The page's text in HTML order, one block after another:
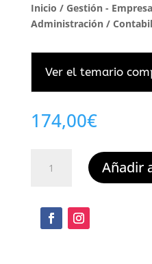
Inicio / Gestión -
Administración/
Ver el temario
174,00€
Medio
Añadir